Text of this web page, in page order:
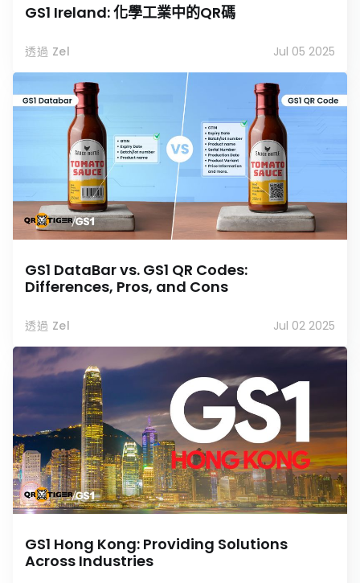
GS1 Ireland: 化學工業中的QR碼
透過 Zel Jul 05 2025
GS1 DataBar vs. GS1 QR Codes:
Differences, Pros, and Cons
透過 Zel Jul 02 2025
GS1 Hong Kong: Providing Solutions
Across Industries